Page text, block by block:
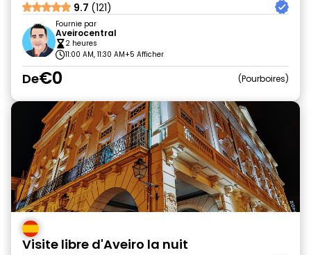
9.7 (121)
Fournie par
Aveirocentral
2 heures
11:00 AM, 11:30 AM+5 Afficher
De€0 Pourboires
Visite libre d'Aveiro la nuit